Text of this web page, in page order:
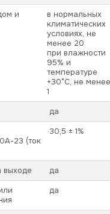
и
в нормальных
климатических
условиях, не
менее 20
при влажности
95% и
температуре
+30°С, не менее
1
да
23 (ток
30,5 ± 1%
выходе
да
да